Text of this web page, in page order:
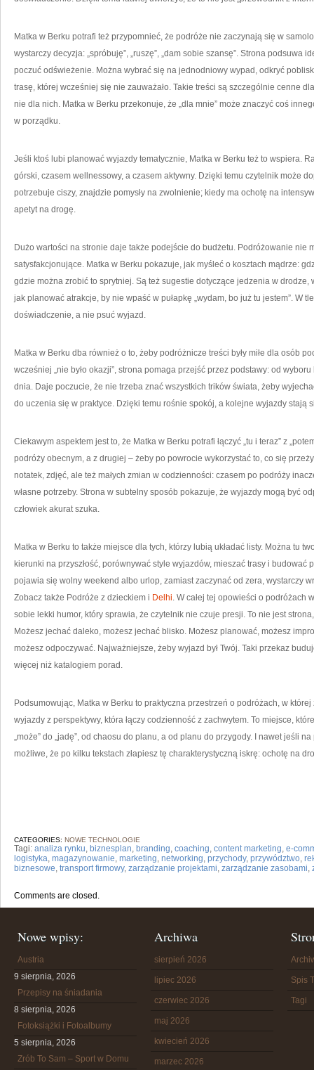
Matka w Berku potrafi też przypomnieć, że podróże nie zaczynają się w
wystarczy decyzja: „spróbuję”, „ruszę”, „dam sobie szansę”. Strona podsuwa
poczuć odświeżenie. Można wybrać się na jednodniowy wypad, odkryć
trasę, której wcześniej się nie zauważało. Takie treści są szczególnie cenne
nie dla nich. Matka w Berku przekonuje, że „dla mnie” może znaczyć coś
w porządku.
Jeśli ktoś lubi planować wyjazdy tematycznie, Matka w Berku też to wspiera.
górski, czasem wellnessowy, a czasem aktywny. Dzięki temu czytelnik może
potrzebuje ciszy, znajdzie pomysły na zwolnienie; kiedy ma ochotę na
apetyt na drogę.
Dużo wartości na stronie daje także podejście do budżetu. Podróżowanie nie
satysfakcjonujące. Matka w Berku pokazuje, jak myśleć o kosztach mądrze:
gdzie można zrobić to sprytniej. Są też sugestie dotyczące jedzenia w
jak planować atrakcje, by nie wpaść w pułapkę „wydam, bo już tu jestem”. W
doświadczenie, a nie psuć wyjazd.
Matka w Berku dba również o to, żeby podróżnicze treści były miłe dla osób
wcześniej „nie było okazji”, strona pomaga przejść przez podstawy: od
dnia. Daje poczucie, że nie trzeba znać wszystkich trików świata, żeby
do uczenia się w praktyce. Dzięki temu rośnie spokój, a kolejne wyjazdy stają
Ciekawym aspektem jest to, że Matka w Berku potrafi łączyć „tu i teraz” z
podróży obecnym, a z drugiej – żeby po powrocie wykorzystać to, co się
notatek, zdjęć, ale też małych zmian w codzienności: czasem po podróży
własne potrzeby. Strona w subtelny sposób pokazuje, że wyjazdy mogą być
człowiek akurat szuka.
Matka w Berku to także miejsce dla tych, którzy lubią układać listy. Można tu
kierunki na przyszłość, porównywać style wyjazdów, mieszać trasy i
pojawia się wolny weekend albo urlop, zamiast zaczynać od zera, wystarczy
Zobacz także Podróże z dzieckiem i Delhi. W całej tej opowieści o podróżach
sobie lekki humor, który sprawia, że czytelnik nie czuje presji. To nie jest
Możesz jechać daleko, możesz jechać blisko. Możesz planować, możesz
możesz odpoczywać. Najważniejsze, żeby wyjazd był Twój. Taki przekaz
więcej niż katalogiem porad.
Podsumowując, Matka w Berku to praktyczna przestrzeń o podróżach, w
wyjazdy z perspektywy, która łączy codzienność z zachwytem. To miejsce,
„może” do „jadę”, od chaosu do planu, a od planu do przygody. I nawet jeśli
możliwe, że po kilku tekstach złapiesz tę charakterystyczną iskrę: ochotę na
CATEGORIES: NOWE TECHNOLOGIE
Tagi: analiza rynku, biznesplan, branding, coaching, content marketing, e-
logistyka, magazynowanie, marketing, networking, przychody, przywództwo,
biznesowe, transport firmowy, zarządzanie projektami, zarządzanie zasobami,
Comments are closed.
Nowe wpisy:
Austria
9 sierpnia, 2026
Przepisy na śniadania
8 sierpnia, 2026
Fotoksiążki i Fotoalbumy
5 sierpnia, 2026
Zrób To Sam – Sport w Domu
Archiwa
sierpień 2026
lipiec 2026
czerwiec 2026
maj 2026
kwiecień 2026
marzec 2026
Spis
Tagi